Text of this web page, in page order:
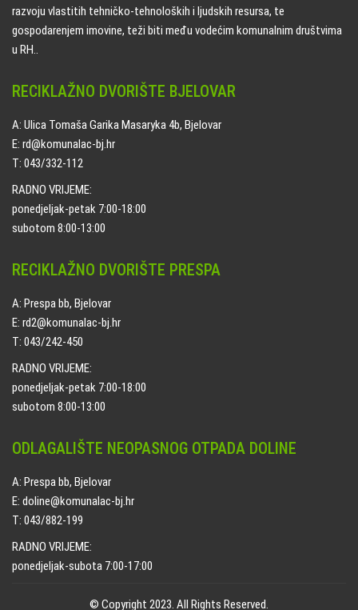
razvoju vlastitih tehničko-tehnoloških i ljudskih resursa, te
gospodarenjem imovine, teži biti među vodećim komunalnim društvima
u RH..
RECIKLAŽNO DVORIŠTE BJELOVAR
A: Ulica Tomaša Garika Masaryka 4b, Bjelovar
E: rd@komunalac-bj.hr
T: 043/332-112
RADNO VRIJEME:
ponedjeljak-petak 7:00-18:00
subotom 8:00-13:00
RECIKLAŽNO DVORIŠTE PRESPA
A: Prespa bb, Bjelovar
E: rd2@komunalac-bj.hr
T: 043/242-450
RADNO VRIJEME:
ponedjeljak-petak 7:00-18:00
subotom 8:00-13:00
ODLAGALIŠTE NEOPASNOG OTPADA DOLINE
A: Prespa bb, Bjelovar
E: doline@komunalac-bj.hr
T: 043/882-199
RADNO VRIJEME:
ponedjeljak-subota 7:00-17:00
© Copyright 2023. All Rights Reserved.